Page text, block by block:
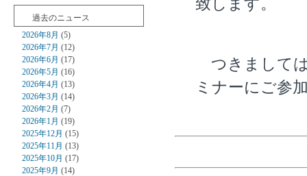
過去のニュース
2026年8月 (5)
2026年7月 (12)
2026年6月 (17)
2026年5月 (16)
2026年4月 (13)
2026年3月 (14)
2026年2月 (7)
2026年1月 (19)
2025年12月 (15)
2025年11月 (13)
2025年10月 (17)
2025年9月 (14)
つきまして
ミナーにご参